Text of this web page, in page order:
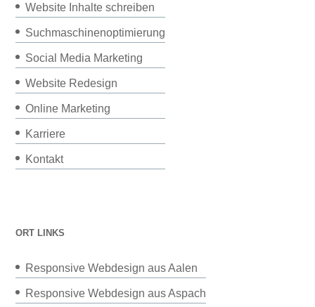
Website Inhalte schreiben
Suchmaschinenoptimierung
Social Media Marketing
Website Redesign
Online Marketing
Karriere
Kontakt
ORT LINKS
Responsive Webdesign aus Aalen
Responsive Webdesign aus Aspach